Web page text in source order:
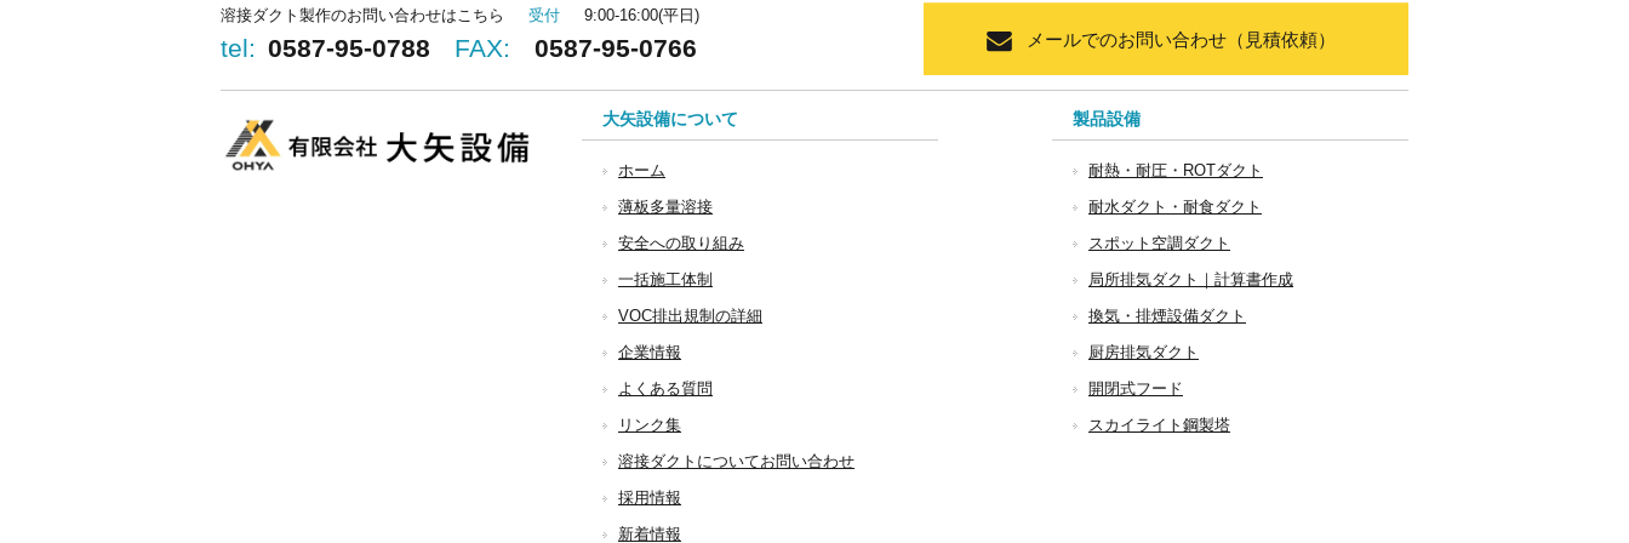
溶接ダクト製作のお問い合わせはこちら 受付 9:00-16:00(平日)
tel: 0587-95-0788 FAX: 0587-95-0766 メールでのお問い合わせ（見積依頼）
大矢設備について
ホーム
薄板多量溶接
安全への取り組み
一括施工体制
VOC排出規制の詳細
企業情報
よくある質問
リンク集
溶接ダクトについてお問い合わせ
採用情報
新着情報
製品設備
耐熱・耐圧・ROTダクト
耐水ダクト・耐食ダクト
スポット空調ダクト
局所排気ダクト｜計算書作成
換気・排煙設備ダクト
厨房排気ダクト
開閉式フード
スカイライト鋼製塔